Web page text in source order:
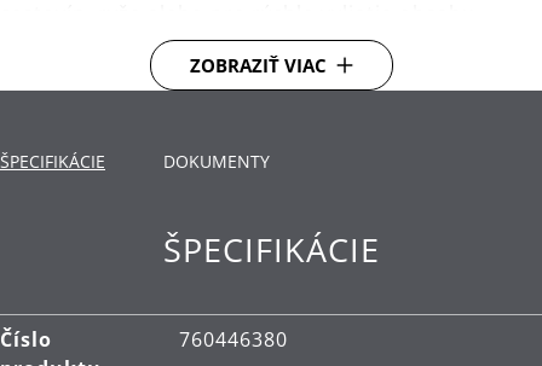
Hrnce radu Function 4 sú tiež vybavené širokými
zahnutými okrajmi pre ľahké vylievanie.
udrží.
vrátane indukčných.
Cromargan®, ktorá je rozmerovo stabilná, vhodná
pre umývanie v umývačke, so zvýšenou
ZOBRAZIŤ VIAC
ŠPECIFIKÁCIE DOKUMENTY
ŠPECIFIKÁCIE
Číslo
760446380